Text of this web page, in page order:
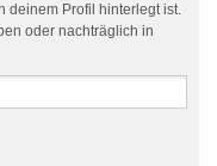
deinem Profil hinterlegt ist.
oder nachträglich in